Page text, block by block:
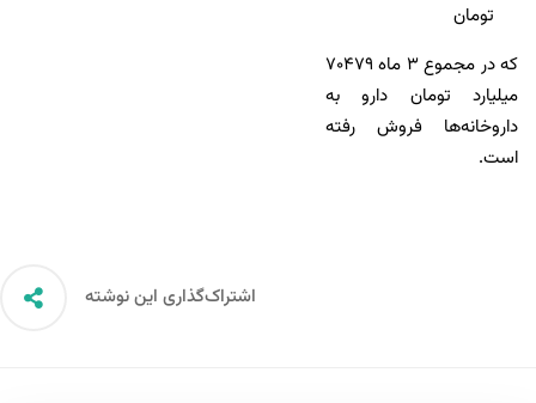
تومان
که در مجموع ۳ ماه ۷۰۴۷۹
میلیارد تومان دارو به
داروخانه‌ها فروش رفته
است.
اشتراک‌گذاری این نوشته